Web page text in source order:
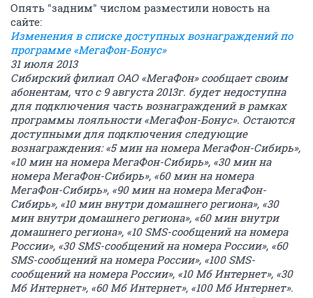
Опять "задним" числом разместили новость на
сайте:
Изменения в списке доступных вознаграждений по
программе «МегаФон-Бонус»
31 июля 2013
Сибирский филиал ОАО «МегаФон» сообщает своим
абонентам, что с 9 августа 2013г. будет недоступна
для подключения часть вознаграждений в рамках
программы лояльности «МегаФон-Бонус». Остаются
доступными для подключения следующие
вознаграждения: «5 мин на номера МегаФон-Сибирь»,
«10 мин на номера МегаФон-Сибирь», «30 мин на
номера МегаФон-Сибирь», «60 мин на номера
МегаФон-Сибирь», «90 мин на номера МегаФон-
Сибирь», «10 мин внутри домашнего региона», «30
мин внутри домашнего региона», «60 мин внутри
домашнего региона», «10 SMS-сообщений на номера
России», «30 SMS-сообщений на номера России», «60
SMS-сообщений на номера России», «100 SMS-
сообщений на номера России», «10 Мб Интернет», «30
Мб Интернет», «60 Мб Интернет», «100 Мб Интернет».